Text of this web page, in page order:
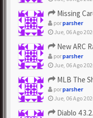
Missing Cards?
porparsher
Jue, 06 Ago
New ARC
porparsher
Jue, 06 Ago
MLB The Show
porparsher
Jue, 06 Ago
Diablo 4 3.2.0